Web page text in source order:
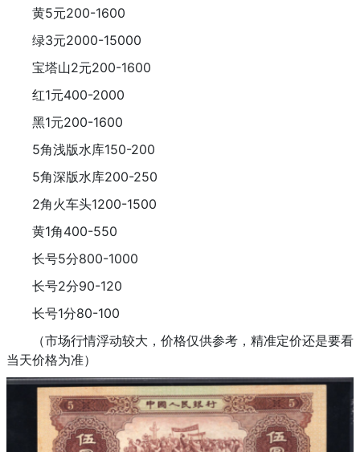
黄5元200-1600
绿3元2000-15000
宝塔山2元200-1600
红1元400-2000
黑1元200-1600
5角浅版水库150-200
5角深版水库200-250
2角火车头1200-1500
黄1角400-550
长号5分800-1000
长号2分90-120
长号1分80-100
（市场行情浮动较大，价格仅供参考，精准定价还是要看
当天价格为准）